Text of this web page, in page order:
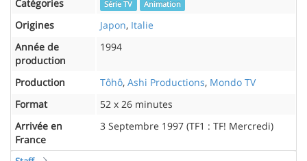
Catégories Série TV Animation
Origines Japon, Italie
Année de
production
1994
Production Tôhô, Ashi Productions, Mondo TV
Format
52 x 26 minutes
Arrivée en
France
3 Septembre 1997 (TF1 : TF! Mercredi)